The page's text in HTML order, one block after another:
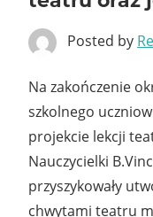
Posted by
Na zakończenie
szkolnego
projekcie lekcji
Nauczycielki
przyszykowały
chwytami teatru